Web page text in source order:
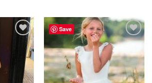
verlanglijst
toevoegen
Save
Aan
verlanglijst
toevoegen